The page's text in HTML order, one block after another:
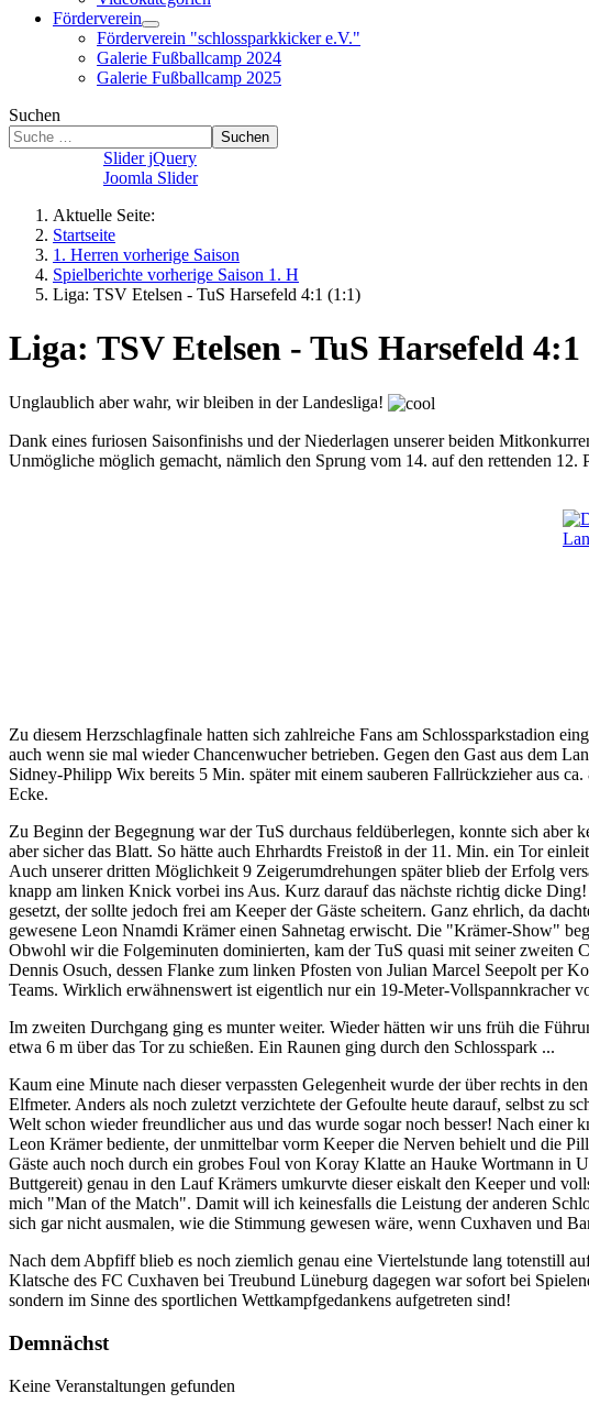
Förderverein
Förderverein "schlossparkkicker e.V."
Galerie Fußballcamp 2024
Galerie Fußballcamp 2025
Suchen
Suchen
Slider jQuery
Joomla Slider
Aktuelle Seite:
Startseite
1. Herren vorherige Saison
Spielberichte vorherige Saison 1. H
Liga: TSV Etelsen - TuS Harsefeld 4:1 (1:1)
Liga: TSV Etelsen - TuS Harsefeld
Unglaublich aber wahr, wir bleiben in der Landesliga!
Dank eines furiosen Saisonfinishs und der Niederlagen unserer beiden
Unmögliche möglich gemacht, nämlich den Sprung vom 14. auf den rettenden 12.
Zu diesem Herzschlagfinale hatten sich zahlreiche Fans am Schlossparkstadion
auch wenn sie mal wieder Chancenwucher betrieben. Gegen den Gast aus dem
Sidney-Philipp Wix bereits 5 Min. später mit einem sauberen Fallrückzieher aus
Ecke.
Zu Beginn der Begegnung war der TuS durchaus feldüberlegen, konnte sich aber
aber sicher das Blatt. So hätte auch Ehrhardts Freistoß in der 11. Min. ein Tor
Auch unserer dritten Möglichkeit 9 Zeigerumdrehungen später blieb der Erfolg
knapp am linken Knick vorbei ins Aus. Kurz darauf das nächste richtig dicke
gesetzt, der sollte jedoch frei am Keeper der Gäste scheitern. Ganz ehrlich, da
gewesene Leon Nnamdi Krämer einen Sahnetag erwischt. Die "Krämer-Show"
Obwohl wir die Folgeminuten dominierten, kam der TuS quasi mit seiner zweiten
Dennis Osuch, dessen Flanke zum linken Pfosten von Julian Marcel Seepolt per
Teams. Wirklich erwähnenswert ist eigentlich nur ein 19-Meter-Vollspannkracher
Im zweiten Durchgang ging es munter weiter. Wieder hätten wir uns früh die
etwa 6 m über das Tor zu schießen. Ein Raunen ging durch den Schlosspark ...
Kaum eine Minute nach dieser verpassten Gelegenheit wurde der über rechts in
Elfmeter. Anders als noch zuletzt verzichtete der Gefoulte heute darauf, selbst zu
Welt schon wieder freundlicher aus und das wurde sogar noch besser! Nach
Leon Krämer bediente, der unmittelbar vorm Keeper die Nerven behielt und die
Gäste auch noch durch ein grobes Foul von Koray Klatte an Hauke Wortmann in
Buttgereit) genau in den Lauf Krämers umkurvte dieser eiskalt den Keeper und
mich "Man of the Match". Damit will ich keinesfalls die Leistung der anderen
sich gar nicht ausmalen, wie die Stimmung gewesen wäre, wenn Cuxhaven und
Nach dem Abpfiff blieb es noch ziemlich genau eine Viertelstunde lang totenstill
Klatsche des FC Cuxhaven bei Treubund Lüneburg dagegen war sofort bei
sondern im Sinne des sportlichen Wettkampfgedankens aufgetreten sind!
Demnächst
Keine Veranstaltungen gefunden